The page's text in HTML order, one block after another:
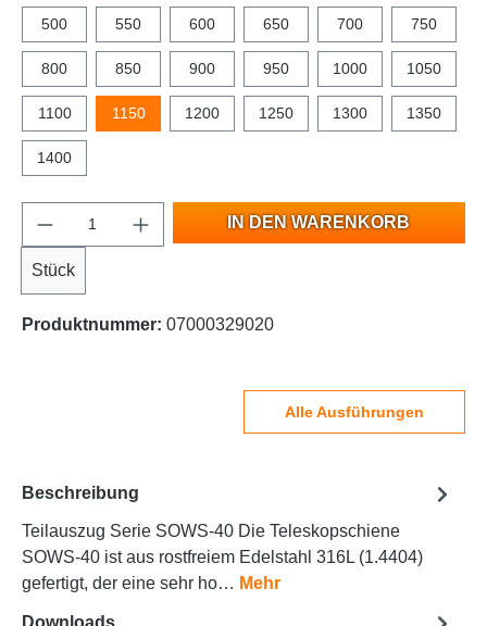
500 550 600 650 700 750
800 850 900 950 1000 1050
1100 1150 1200 1250 1300 1350
1400
Stück
IN DEN WARENKORB
Produktnummer: 07000329020
Alle Ausführungen
Beschreibung
Teilauszug Serie SOWS-40 Die Teleskopschiene
SOWS-40 ist aus rostfreiem Edelstahl 316L (1.4404)
gefertigt, der eine sehr ho… Mehr